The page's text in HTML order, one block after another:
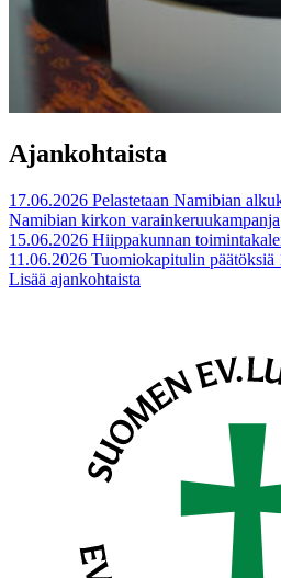
Ajankohtaista
17.06.2026 Pelastetaan Namibian
Namibian kirkon varainkeruukampanja
15.06.2026 Hiippakunnan
11.06.2026 Tuomiokapitulin päätöksiä
Lisää ajankohtaista